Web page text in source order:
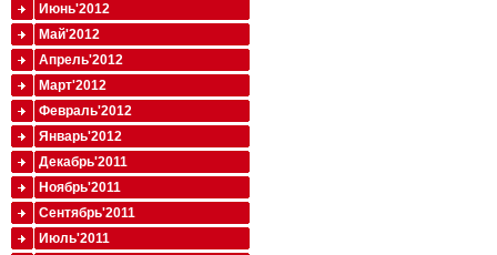
Июнь'2012
Май'2012
Апрель'2012
Март'2012
Февраль'2012
Январь'2012
Декабрь'2011
Ноябрь'2011
Сентябрь'2011
Июль'2011